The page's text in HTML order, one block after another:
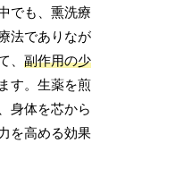
でも、熏洗療
法でありなが
、副作用の少
す。生薬を煎
身体を芯から
を高める効果